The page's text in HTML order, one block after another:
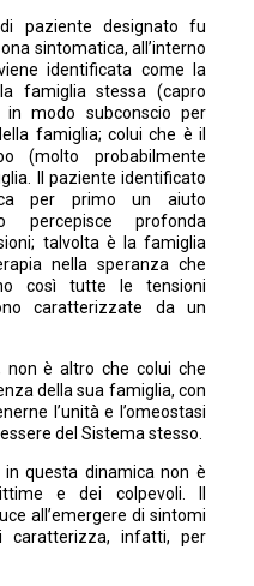
paziente designato fu
sintomatica, all’interno
identificata come la
famiglia stessa (capro
modo subconscio per
famiglia; colui che è il
(molto probabilmente
Il paziente identificato
per primo un aiuto
percepisce profonda
talvolta è la famiglia
nella speranza che
così tutte le tensioni
caratterizzate da un
non è altro che colui che
della sua famiglia, con
l’unità e l’omeostasi
del Sistema stesso.
questa dinamica non è
e dei colpevoli. Il
all’emergere di sintomi
caratterizza, infatti, per